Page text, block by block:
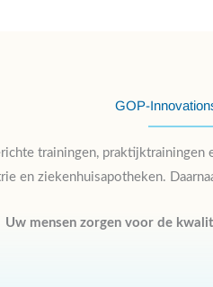
GOP-
trainingen, praktijktrainingen
en ziekenhuisapotheken.
Uw mensen zorgen voor de